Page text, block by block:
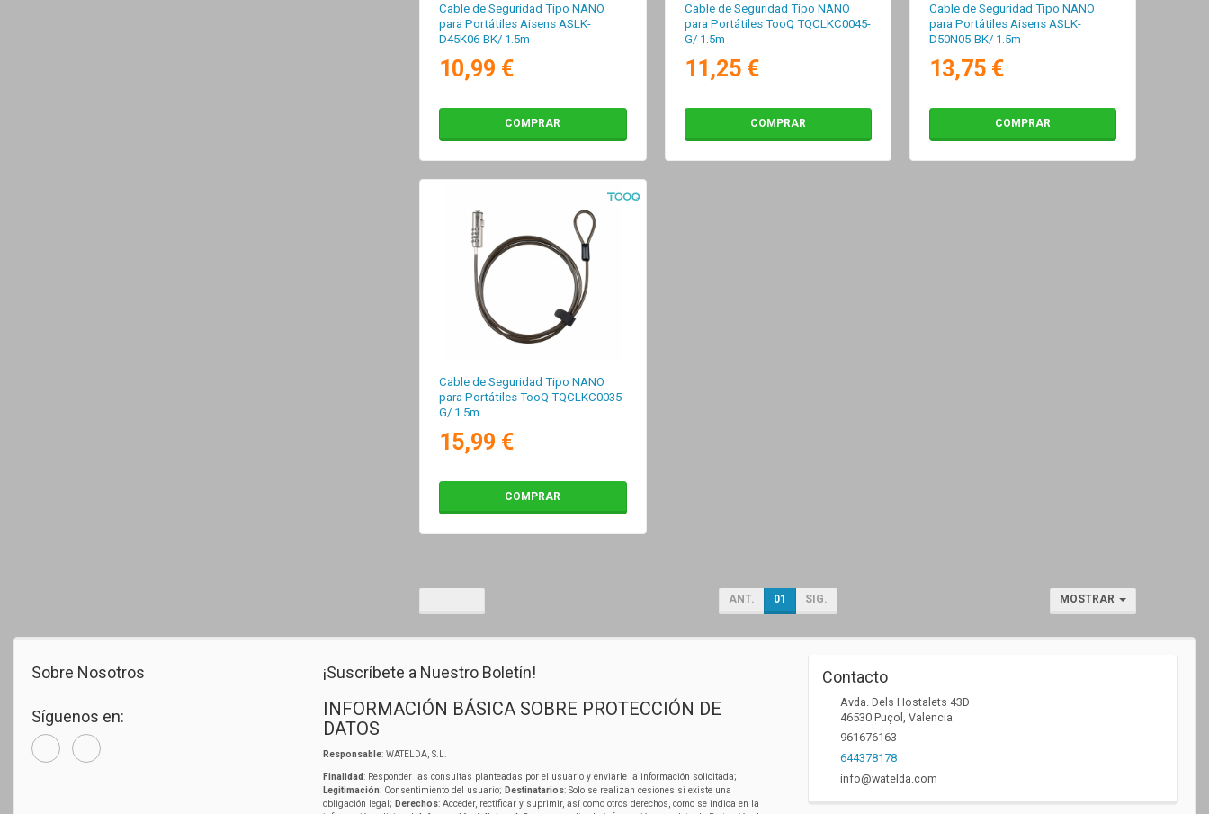
Cable de Seguridad Tipo NANO
para Portátiles Aisens ASLK-
D45K06-BK/ 1.5m
10,99 €
COMPRAR
Cable de Seguridad Tipo NANO
para Portátiles TooQ TQCLKC0045-
G/ 1.5m
11,25 €
COMPRAR
Cable de Seguridad Tipo NANO
para Portátiles Aisens ASLK-
D50N05-BK/ 1.5m
13,75 €
COMPRAR
Cable de Seguridad Tipo NANO
para Portátiles TooQ TQCLKC0035-
G/ 1.5m
15,99 €
COMPRAR
ANT. 01 SIG. MOSTRAR
Sobre Nosotros
Síguenos en:
¡Suscríbete a Nuestro Boletín!
INFORMACIÓN BÁSICA SOBRE PROTECCIÓN DE
DATOS
Responsable: WATELDA, S.L.
Finalidad: Responder las consultas planteadas por el usuario y enviarle la información solicitada;
Legitimación: Consentimiento del usuario; Destinatarios: Solo se realizan cesiones si existe una
obligación legal; Derechos: Acceder, rectificar y suprimir, así como otros derechos, como se indica en la
Contacto
Avda. Dels Hostalets 43D
46530 Puçol
Valencia
961676163
644378178
info@watelda.com